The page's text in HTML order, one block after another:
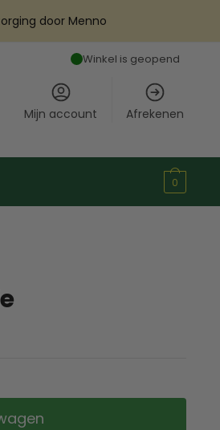
door Menno
Winkel is geopend
Mijn account Afrekenen
0